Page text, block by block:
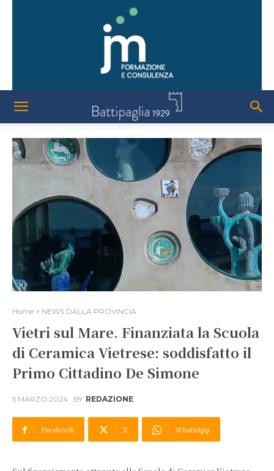
Home NEWS DALLA PROVINCIA
Vietri sul Mare. Finanziata la Scuola
di Ceramica Vietrese: soddisfatto il
Primo Cittadino De Simone
5 MARZO 2024 BY REDAZIONE
Facebook X WhatsApp